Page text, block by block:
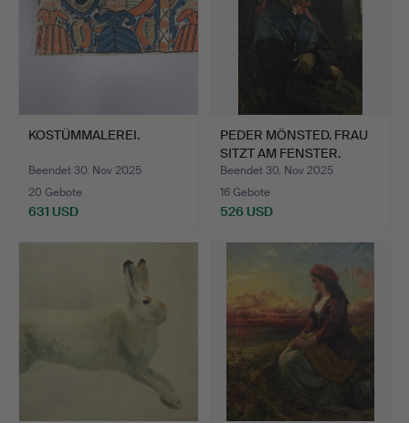
KOSTÜMMALEREI.
Beendet 30. Nov 2025
20 Gebote
631 USD
PEDER MÖNSTED. FRAU
SITZT AM FENSTER.
Beendet 30. Nov 2025
16 Gebote
526 USD